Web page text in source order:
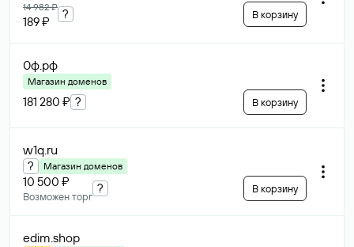
14 982 ₽
189 ₽
? В корзину
0ф.рф
Магазин доменов
181 280 ₽ ? В корзину
w1q.ru
? Магазин доменов
10 500 ₽
Возможен торг
? В корзину
edim.shop